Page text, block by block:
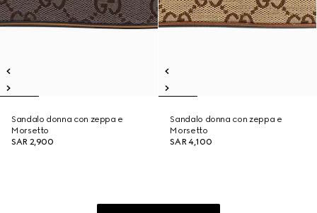
Sandalo donna con zeppa e
Morsetto
SAR 2,900
Sandalo donna con zeppa e
Morsetto
SAR 4,100